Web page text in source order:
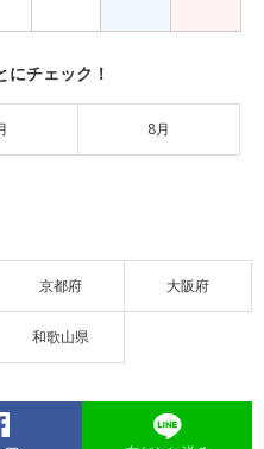
チェック！
8月
京都府 大阪府
和歌山県